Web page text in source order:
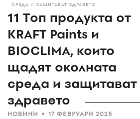
СРЕДА И ЗАЩИТАВАТ ЗДРАВЕТО
11 Топ продукта от
KRAFT Paints и
BIOCLIMA, които
щадят околната
среда и защитават
здравето
НОВИНИ • 17 ФЕВРУАРИ 2025